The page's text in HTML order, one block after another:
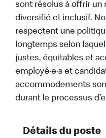
sont résolus à offrir un
diversifié et inclusif.
respectent une
longtemps selon
justes, équitables et
employé·e·s et
accommodements
durant le processus
Détails du poste